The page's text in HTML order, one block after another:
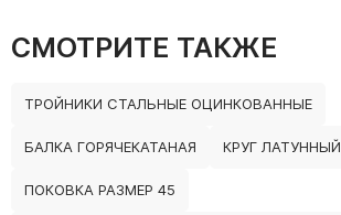
СМОТРИТЕ ТАКЖЕ
ТРОЙНИКИ СТАЛЬНЫЕ ОЦИНКОВАННЫЕ
БАЛКА ГОРЯЧЕКАТАНАЯ КРУГ ЛАТУННЫЙ
ПОКОВКА РАЗМЕР 45